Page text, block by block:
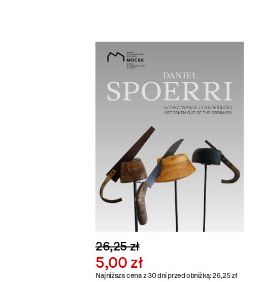
26,25 zł
5,00 zł
Najniższa cena z 30 dni przed obniżką: 26,25 zł